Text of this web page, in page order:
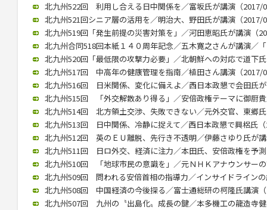
北九州522回 利用し合える日中関係を／富坂氏が講演（2017/
北九州521回シニア層の活用を／明治大、野田氏が講演（2017/
北九州519回「発生前提の災害対策を」／河田恵昭氏が講演（
北九州合同518回本紙１４０周年記念／五木寛之さんが講演／
北九州520回「最低限の攻撃力必要」／北朝鮮への対応で道
北九州517回 中高年の健康管理を指南／植田さん講演（2017/
北九州516回 日米関係、変化に備えよ／西日本政懇で会田氏
北九州515回 「外交解散あり得る」／安倍政権テーマに御厨
北九州514回 北方領土交渉、失敗できない／元外交官、東郷
北九州513回 日中関係、冷静に捉えて／西日本政懇で興梠氏
北九州512回 英のＥＵ離脱、先行き不透明／伊藤さゆり氏が
北九州511回 日ロ外交、経済に注力／本田氏、安倍政権を予
北九州510回 「地球市民の意識を」／元ＮＨＫアナウンサー
北九州509回 問われる安倍首相の指導力／インサイドライン
北九州508回 中国経済の今後探る／富士通総研の柯隆氏講演
北九州507回 九州の〝出島化〟成長の鍵／本多機工の龍造寺